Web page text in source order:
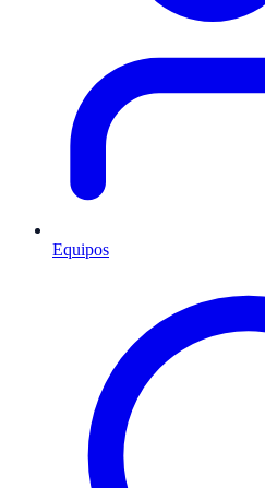
Equipos